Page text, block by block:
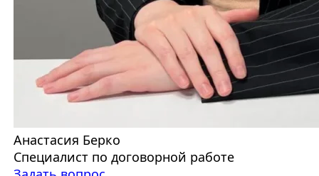
Анастасия Берко
Специалист по договорной работе